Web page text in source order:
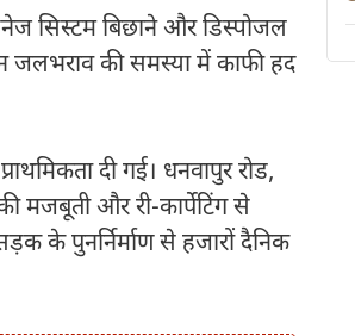
सिस्टम बिछाने और डिस्पोजल
जलभराव की समस्या में काफी हद
दी गई। धनवापुर रोड,
मजबूती और री-कार्पेटिंग से
के पुनर्निर्माण से हजारों दैनिक